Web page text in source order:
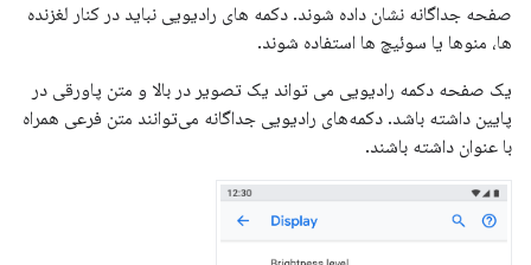
صفحه جداگانه نشان داده شوند. دکمه های رادیویی نباید در کنار لغزنده
ها، منوها یا سوئیچ ها استفاده شوند.
یک صفحه دکمه رادیویی می تواند یک تصویر در بالا و متن پاورقی در
پایین داشته باشد. دکمه‌های رادیویی جداگانه می‌توانند متن فرعی همراه
با عنوان داشته باشند.